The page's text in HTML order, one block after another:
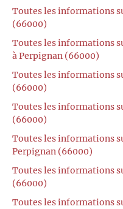
Toutes les informations
(66000)
Toutes les informations
à Perpignan (66000)
Toutes les informations
(66000)
Toutes les informations
(66000)
Toutes les informations
Perpignan (66000)
Toutes les informations
(66000)
Toutes les informations